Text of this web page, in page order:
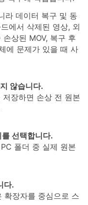
라 데이터 복구 및 동
에서 삭제된 영상, 외
상된 MOV, 복구 후
에 문제가 있을 때 사
않습니다.
장하면 손상 전 원본
선택합니다.
폴더 중 실제 원본
다.
확장자를 중심으로 스